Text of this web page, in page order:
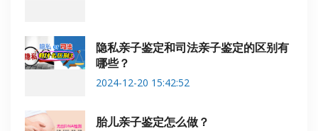
隐私亲子鉴定和司法亲子鉴定的区别有
哪些？
2024-12-20 15:42:52
胎儿亲子鉴定怎么做？